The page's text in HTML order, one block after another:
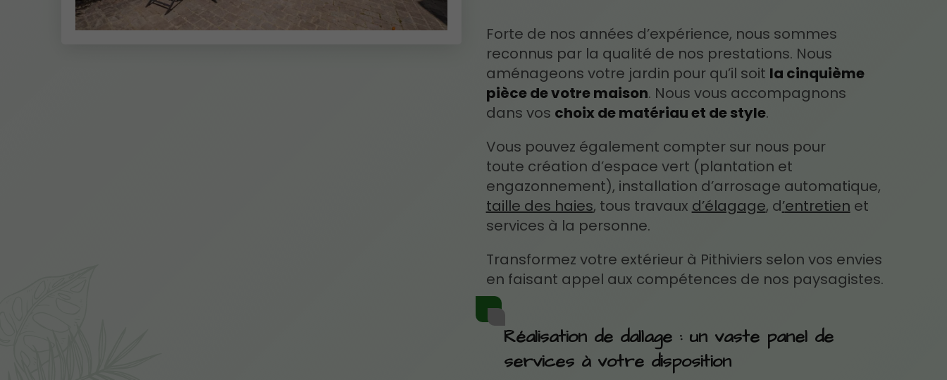
Forte de nos années d’expérience, nous sommes
reconnus par la qualité de nos prestations. Nous
aménageons votre jardin pour qu’il soit la cinquième
pièce de votre maison. Nous vous accompagnons
dans vos choix de matériau et de style.
Vous pouvez également compter sur nous pour
toute création d’espace vert (plantation et
engazonnement), installation d’arrosage automatique,
taille des haies, tous travaux d’élagage, d’entretien et
services à la personne.
Transformez votre extérieur à Pithiviers selon vos envies
en faisant appel aux compétences de nos paysagistes.
Réalisation de dallage : un vaste panel de
services à votre disposition